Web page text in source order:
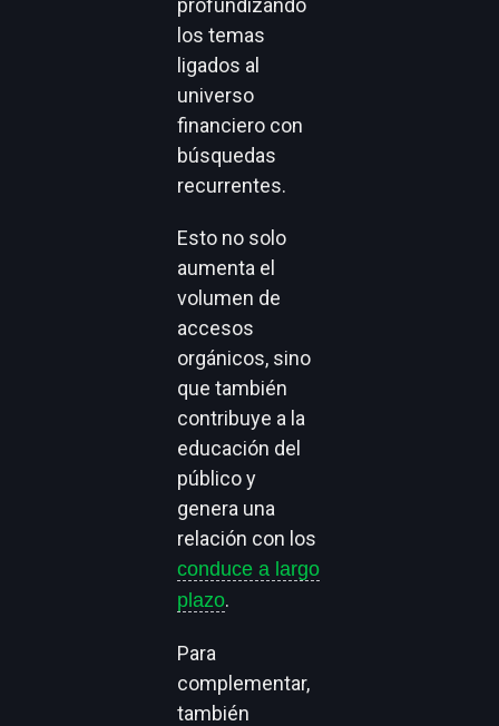
profundizando
los temas
ligados al
universo
financiero con
búsquedas
recurrentes.
Esto no solo
aumenta el
volumen de
accesos
orgánicos, sino
que también
contribuye a la
educación del
público y
genera una
relación con los
conduce a largo
plazo.
Para
complementar,
también